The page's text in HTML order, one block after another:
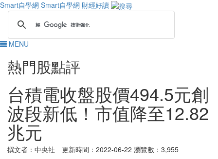
Smart自學網 Smart自學網 財經好讀
MENU
熱門股點評
台積電收盤股價494.5元創
波段新低！市值降至12.82
兆元
撰文者：中央社 更新時間：2022-06-22 瀏覽數：3,955